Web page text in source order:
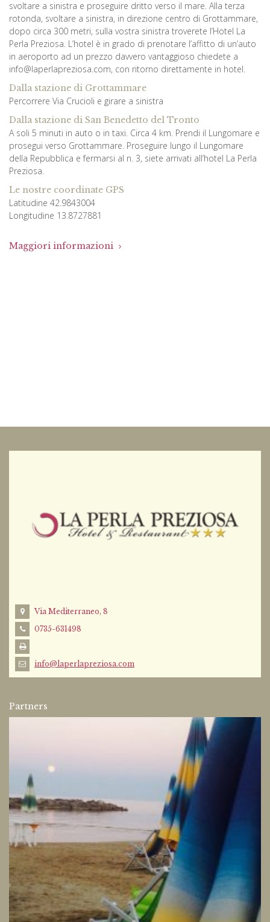
svoltare a sinistra e proseguire dritto verso il mare. Alla terza
rotonda, svoltare a sinistra, in direzione centro di Grottammare,
dopo circa 300 metri, sulla vostra sinistra troverete l’Hotel La
Perla Preziosa. L’hotel è in grado di prenotare l’affitto di un’auto
in aeroporto ad un prezzo davvero vantaggioso chiedete a
info@laperlapreziosa.com, con ritorno direttamente in hotel.
Dalla stazione di Grottammare
Percorrere Via Crucioli e girare a sinistra
Dalla stazione di San Benedetto del Tronto
A soli 5 minuti in auto o in taxi. Circa 4 km. Prendi il Lungomare e
prosegui verso Grottammare. Proseguire lungo il Lungomare
della Repubblica e fermarsi al n. 3, siete arrivati all’hotel La Perla
Preziosa.
Le nostre coordinate GPS
Latitudine 42.9843004
Longitudine 13.8727881
Maggiori informazioni
Via Mediterraneo, 8
0735-631498
info@laperlapreziosa.com
Partners